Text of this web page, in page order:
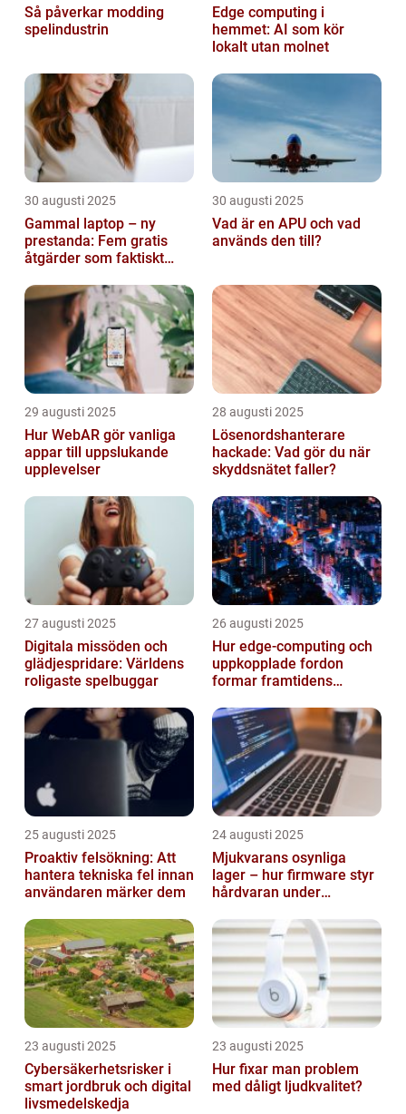
Så påverkar modding
spelindustrin
Edge computing i
hemmet: AI som kör
lokalt utan molnet
30 augusti 2025
Gammal laptop – ny
prestanda: Fem gratis
åtgärder som faktiskt
30 augusti 2025
Vad är en APU och vad
används den till?
29 augusti 2025
Hur WebAR gör vanliga
appar till uppslukande
upplevelser
28 augusti 2025
Lösenordshanterare
hackade: Vad gör du när
skyddsnätet faller?
27 augusti 2025
Digitala missöden och
glädjespridare: Världens
roligaste spelbuggar
26 augusti 2025
Hur edge‑computing och
uppkopplade fordon
formar framtidens
25 augusti 2025
Proaktiv felsökning: Att
hantera tekniska fel innan
användaren märker dem
24 augusti 2025
Mjukvarans osynliga
lager – hur firmware styr
hårdvaran under
23 augusti 2025
Cybersäkerhetsrisker i
smart jordbruk och digital
livsmedelskedja
23 augusti 2025
Hur fixar man problem
med dåligt ljudkvalitet?